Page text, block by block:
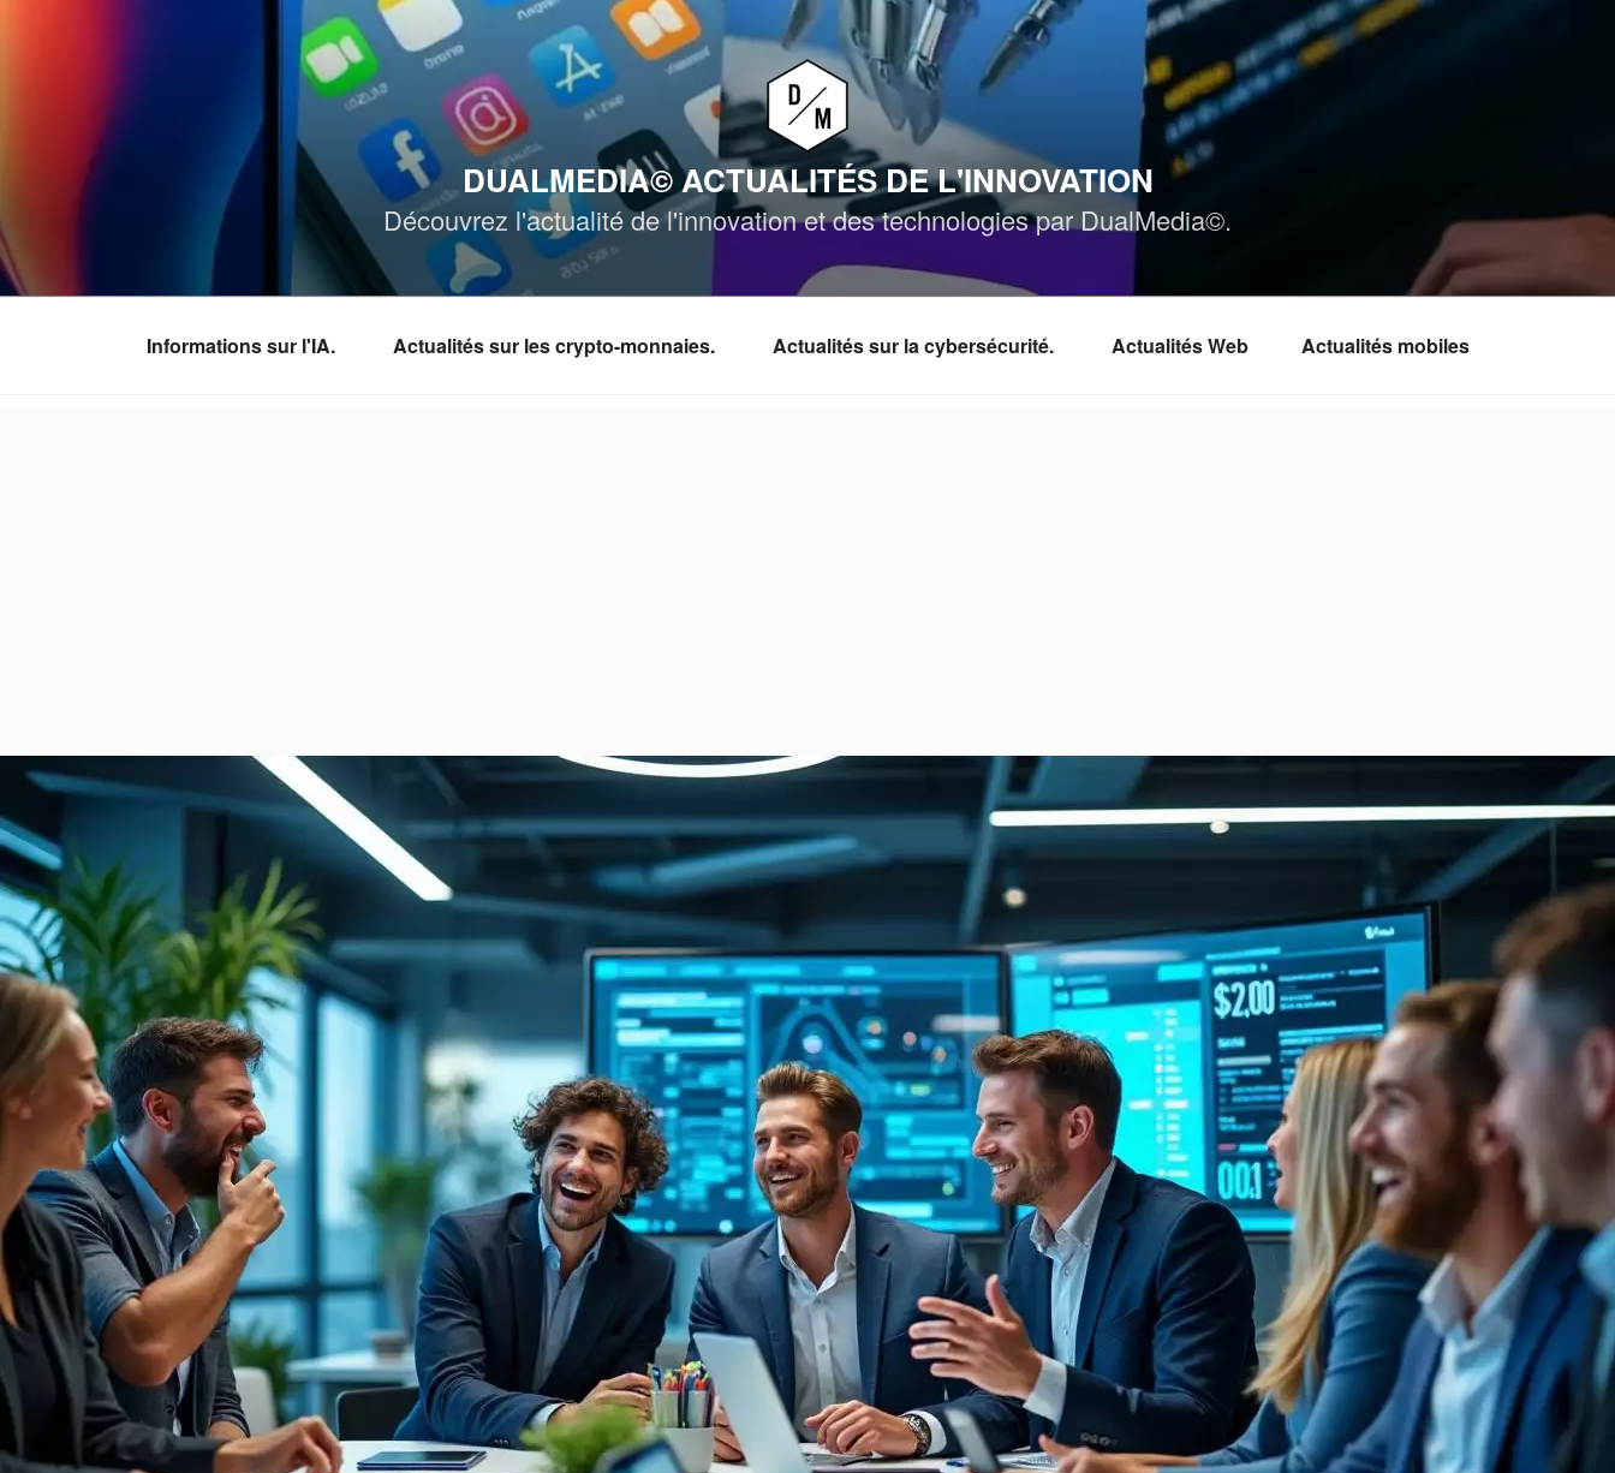
DUALMEDIA© ACTUALITÉS DE L'INNOVATION
Découvrez l'actualité de l'innovation et des technologies par DualMedia©.
Informations sur l'IA. Actualités sur les crypto-monnaies. Actualités sur la cybersécurité. Actualités Web Actualités mobiles